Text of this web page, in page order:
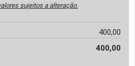
sujeitos a alteração.
400,00
400,00